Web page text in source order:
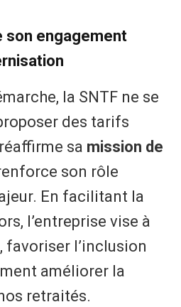
son engagement
la SNTF ne se
des tarifs
sa mission de
son rôle
En facilitant la
l’entreprise vise à
favoriser l’inclusion
améliorer la
retraités.